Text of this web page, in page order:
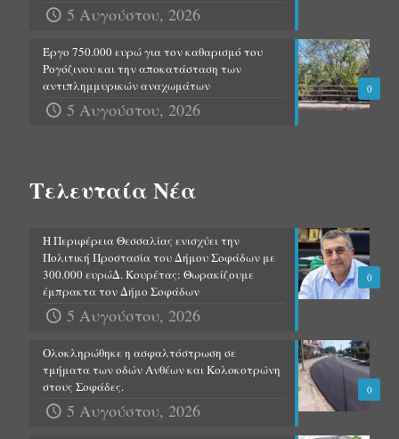
5 Αυγούστου, 2026
0
Έργο 750.000 ευρώ για τον καθαρισμό του
Ρογόζινου και την αποκατάσταση των
αντιπλημμυρικών αναχωμάτων
5 Αυγούστου, 2026
Τελευταία Νέα
0
Η Περιφέρεια Θεσσαλίας ενισχύει την
Πολιτική Προστασία του Δήμου Σοφάδων με
300.000 ευρώΔ. Κουρέτας: Θωρακίζουμε
έμπρακτα τον Δήμο Σοφάδων
5 Αυγούστου, 2026
0
Ολοκληρώθηκε η ασφαλτόστρωση σε
τμήματα των οδών Ανθέων και Κολοκοτρώνη
στους Σοφάδες.
5 Αυγούστου, 2026